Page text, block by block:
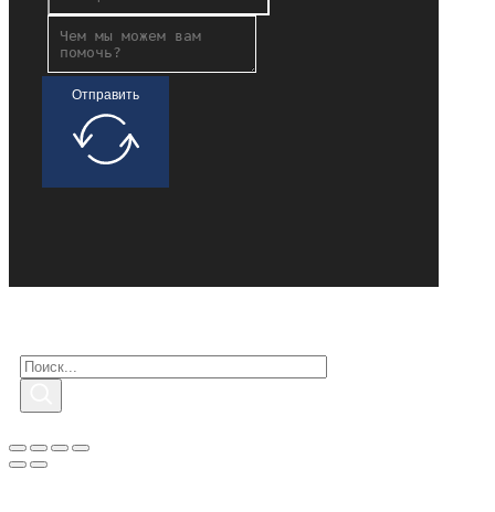
Отправить
Поиск